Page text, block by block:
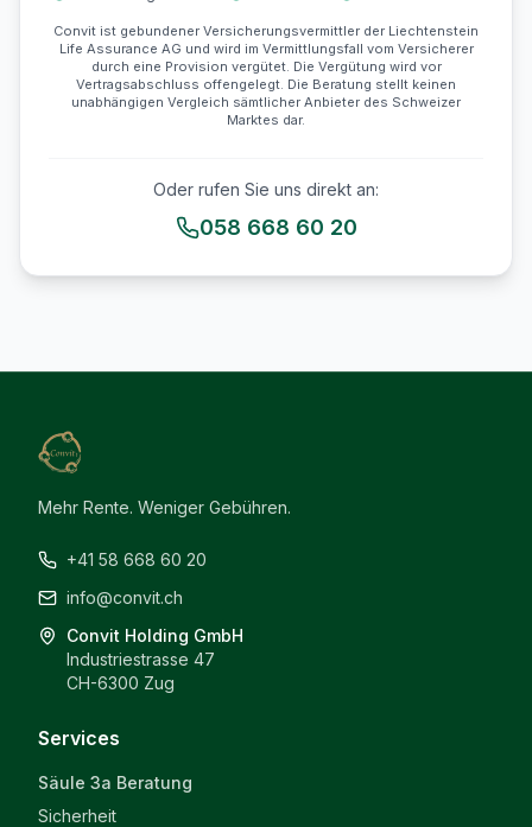
Convit ist gebundener Versicherungsvermittler der Liechtenstein
Life Assurance AG und wird im Vermittlungsfall vom Versicherer
durch eine Provision vergütet. Die Vergütung wird vor
Vertragsabschluss offengelegt. Die Beratung stellt keinen
unabhängigen Vergleich sämtlicher Anbieter des Schweizer
Marktes dar.
Oder rufen Sie uns direkt an:
058 668 60 20
Mehr Rente. Weniger Gebühren.
+41 58 668 60 20
info@convit.ch
Convit Holding GmbH
Industriestrasse 47
CH-6300 Zug
Services
Säule 3a Beratung
Sicherheit